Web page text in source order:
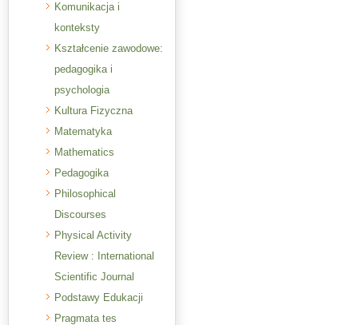
Komunikacja i
konteksty
Kształcenie zawodowe:
pedagogika i
psychologia
Kultura Fizyczna
Matematyka
Mathematics
Pedagogika
Philosophical
Discourses
Physical Activity
Review : International
Scientific Journal
Podstawy Edukacji
Pragmata tes